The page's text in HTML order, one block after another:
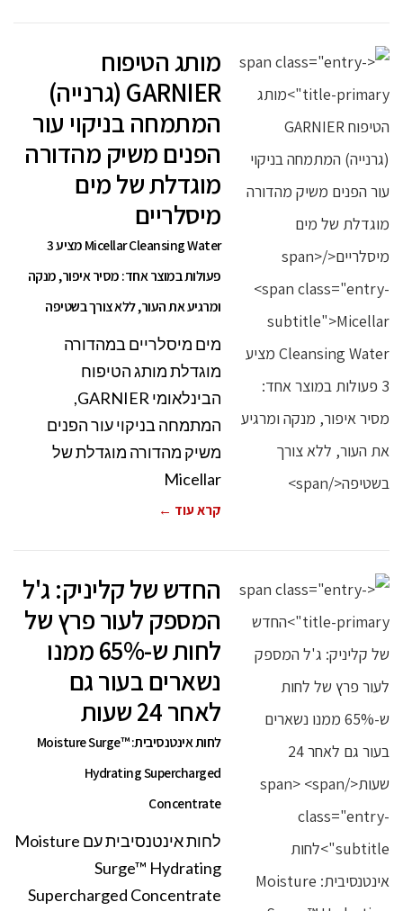
מותג הטיפוח
GARNIER (גרנייה)
המתמחה בניקוי עור
הפנים משיק מהדורה
מוגדלת של מים
מיסלריים
Micellar Cleansing Water מציע 3
פעולות במוצר אחד: מסיר איפור, מנקה
ומרגיע את העור, ללא צורך בשטיפה
מים מיסלריים במהדורה
מוגדלת מותג הטיפוח
הבינלאומי GARNIER,
המתמחה בניקוי עור הפנים
משיק מהדורה מוגדלת של
Micellar
קרא עוד ←
החדש של קליניק: ג'ל
המספק לעור פרץ של
לחות ש-65% ממנו
נשארים בעור גם
לאחר 24 שעות
לחות אינטנסיבית: Moisture Surge™
Hydrating Supercharged
Concentrate
לחות אינטנסיבית עם Moisture
Surge™ Hydrating
Supercharged Concentrate